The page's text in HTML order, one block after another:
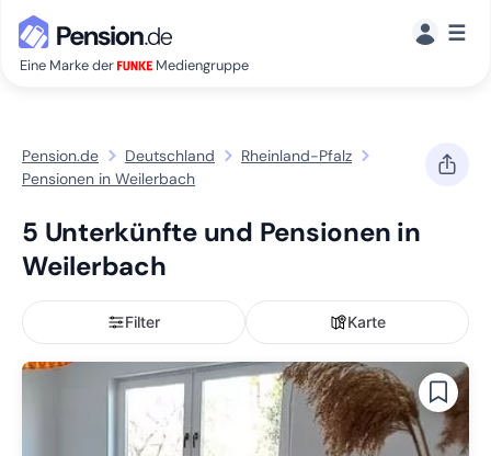
Eine Marke der Mediengruppe
☰
Pension.de Deutschland
Rheinland-Pfalz
Pensionen in Weilerbach
5 Unterkünfte und Pensionen in
Weilerbach
Filter Karte